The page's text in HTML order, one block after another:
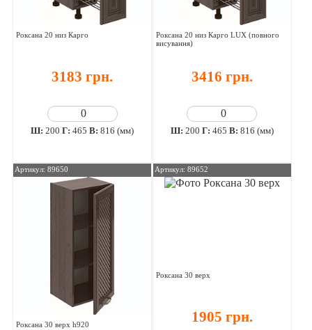
Роксана 20 низ Карго
3183 грн.
Ш:200 Г:465 В:816 (мм)
Роксана 20 низ Карго LUX (повного
висування)
3416 грн.
Ш: 200 Г: 465 В: 816 (мм)
Артикул: 89650
Роксана 30 верх h920
Артикул: 89652
Роксана 30 верх
1905 грн.